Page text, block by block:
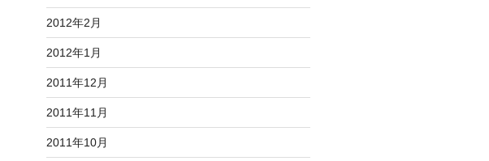
2012年2月
2012年1月
2011年12月
2011年11月
2011年10月